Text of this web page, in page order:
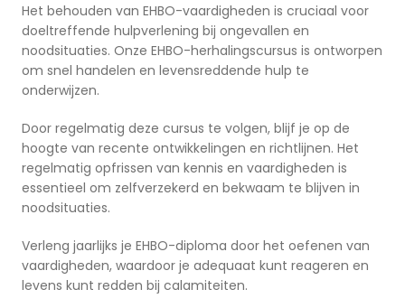
Het behouden van EHBO-vaardigheden is cruciaal voor
doeltreffende hulpverlening bij ongevallen en
noodsituaties. Onze EHBO-herhalingscursus is ontworpen
om snel handelen en levensreddende hulp te
onderwijzen.
Door regelmatig deze cursus te volgen, blijf je op de
hoogte van recente ontwikkelingen en richtlijnen. Het
regelmatig opfrissen van kennis en vaardigheden is
essentieel om zelfverzekerd en bekwaam te blijven in
noodsituaties.
Verleng jaarlijks je EHBO-diploma door het oefenen van
vaardigheden, waardoor je adequaat kunt reageren en
levens kunt redden bij calamiteiten.